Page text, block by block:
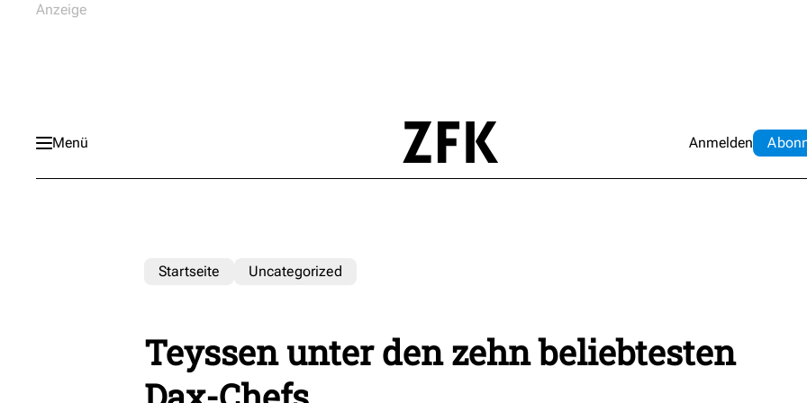
Menü Anmelden Abo
Startseite Uncategorized
Teyssen unter den zehn beliebtesten